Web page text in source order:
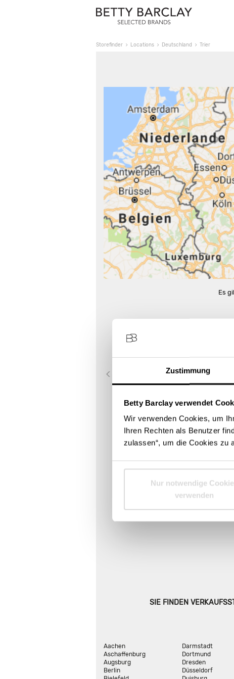
Zustimmung
Betty Barclay verwendet
Wir verwenden Cookies, um
Ihren Rechten als Benutzer
zulassen“, um die Cookies zu
Nur notwendige
verwenden
Storefinder Locations Deutschland Trier
Es
Route berechnen
SIE FINDEN
Aachen
Aschaffenburg
Augsburg
Berlin
Darmstadt
Dortmund
Dresden
Düsseldorf